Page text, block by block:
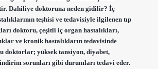
Dahiliye doktoruna neden gidilir? İç
teşhisi ve tedavisiyle ilgilenen tıp
doktoru, çeşitli iç organ hastalıkları,
ve kronik hastalıkların tedavisinde
doktorlar; yüksek tansiyon, diyabet,
sorunları gibi durumları tedavi eder.